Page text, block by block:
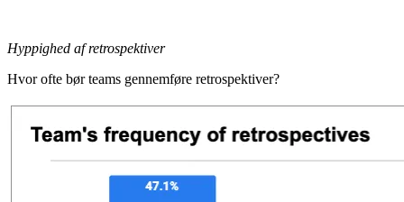
Hyppighed af retrospektiver
Hvor ofte bør teams gennemføre retrospektiver?